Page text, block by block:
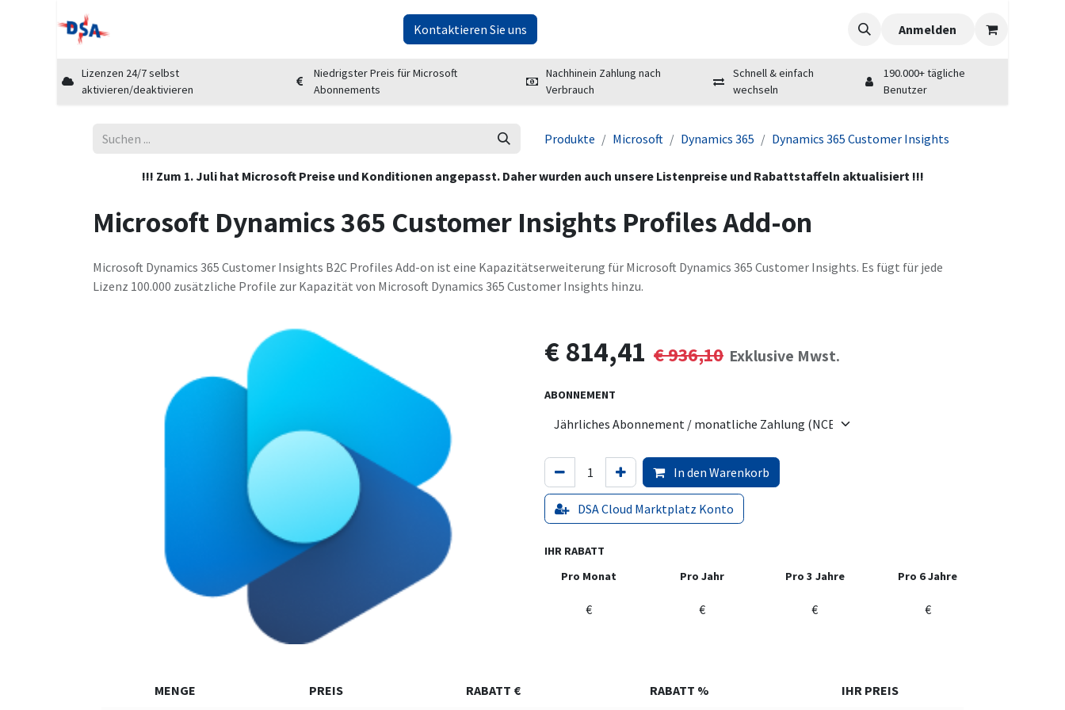
Kontaktieren Sie uns Anmelden
Lizenzen 24/7 selbst
aktivieren/deaktivieren
Niedrigster Preis für Microsoft
Abonnements
Nachhinein Zahlung nach
Verbrauch
Schnell & einfach
wechseln
190.000+ tägliche
Benutzer
Produkte Microsoft Dynamics 365 Dynamics 365 Customer Insights
!!! Zum 1. Juli hat Microsoft Preise und Konditionen angepasst. Daher wurden auch unsere Listenpreise und Rabattstaffeln aktualisiert !!!
Microsoft Dynamics 365 Customer Insights Profiles Add-on
Microsoft Dynamics 365 Customer Insights B2C Profiles Add-on ist eine Kapazitätserweiterung für Microsoft Dynamics 365 Customer Insights. Es fügt für jede
Lizenz 100.000 zusätzliche Profile zur Kapazität von Microsoft Dynamics 365 Customer Insights hinzu.
€814,41 €936,10 Exklusive Mwst.
ABONNEMENT
In den Warenkorb
DSA Cloud Marktplatz Konto
IHR RABATT
Pro Monat
€
Pro Jahr
€
Pro 3 Jahre
€
Pro 6 Jahre
€
MENGE PREIS RABATT € RABATT % IHR PREIS